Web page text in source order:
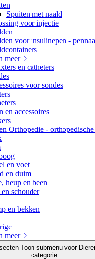
Spuiten met naald
voor injectie
voor insulinepen -
meer
en catheters
voor sondes
en accessoires
Orthopedie -
en voet
en duim
heup en been
schouder
en bekken
meer
Toon submenu voor
categorie